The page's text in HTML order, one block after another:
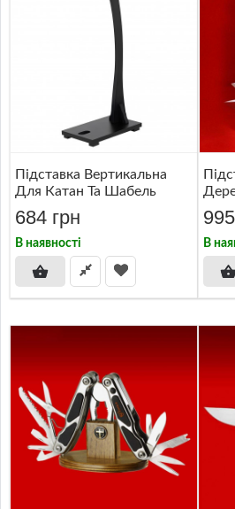
Підставка Вертикальна
Для Катан Та Шабель
684 грн
В наявності В